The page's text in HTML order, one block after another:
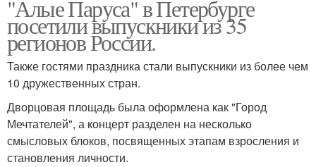
"Алые Паруса" в Петербурге
посетили выпускники из 35
регионов России.
Также гостями праздника стали выпускники из более чем
10 дружественных стран.
Дворцовая площадь была оформлена как "Город
Мечтателей", а концерт разделен на несколько
смысловых блоков, посвященных этапам взросления и
становления личности.